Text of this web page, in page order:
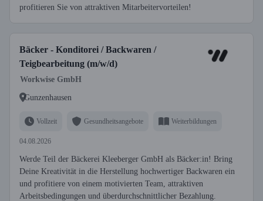
profitieren Sie von attraktiven Mitarbeitervorteilen!
Bäcker - Konditorei / Backwaren /
Teigbearbeitung (m/w/d)
Workwise GmbH
Gunzenhausen
Vollzeit Gesundheitsangebote Weiterbildungen
04.08.2026
Werde Teil der Bäckerei Kleeberger GmbH als Bäcker:in! Bring
Deine Kreativität in die Herstellung hochwertiger Backwaren ein
und profitiere von einem motivierten Team, attraktiven
Arbeitsbedingungen und überdurchschnittlicher Bezahlung.